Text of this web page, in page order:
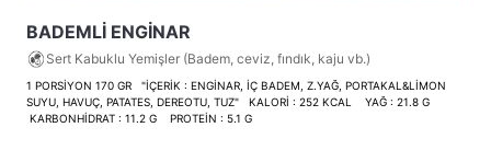
BADEMLİ ENGİNAR
Sert Kabuklu Yemişler (Badem, ceviz, fındık, kaju vb.)
1 PORSİYON 170 GR "İÇERİK : ENGİNAR, İÇ BADEM, Z.YAĞ, PORTAKAL&LİMON
SUYU, HAVUÇ, PATATES, DEREOTU, TUZ" KALORİ : 252 KCAL YAĞ : 21.8 G
KARBONHİDRAT : 11.2 G PROTEİN : 5.1 G